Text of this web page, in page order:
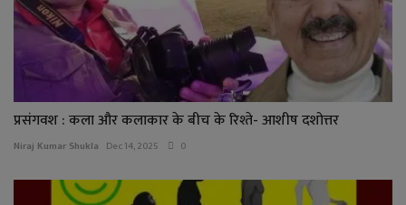
प्रसंगवश : कला और कलाकार के बीच के रिश्ते- आशीष दशोत्तर
Niraj Kumar Shukla Dec 14, 2025 0